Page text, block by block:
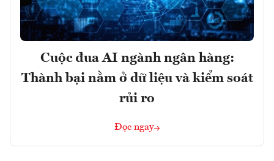
Cuộc đua AI ngành ngân hàng:
Thành bại nằm ở dữ liệu và kiểm soát
rủi ro
Đọc ngay